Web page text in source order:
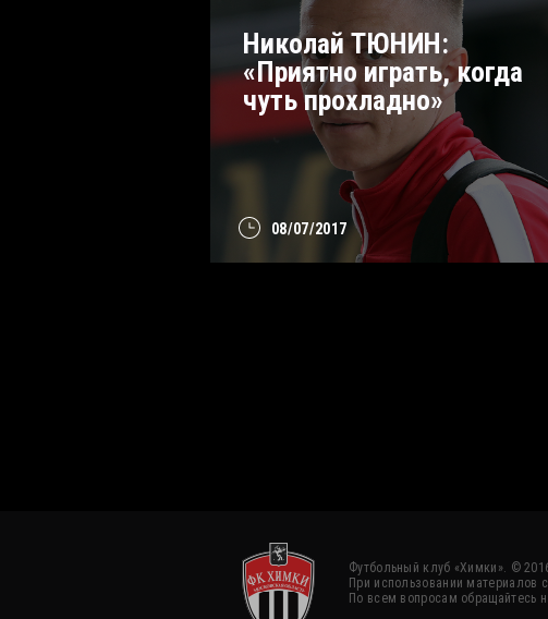
08/07/2017
Николай ТЮНИН:
«Приятно играть, когда
чуть прохладно»
Футбольный клуб «Химки». ©
При использовании материалов
По всем вопросам обращайтесь